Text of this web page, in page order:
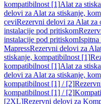
kompatibilnost [1]Alat za
delovi za Alat za stiskanje,
ceviRezervni delovi za Alat za
instalacije pod pritiskom
instalacije pod pritiskomIspitna
MapressRezervni delovi za
stiskanje, kompatibilnost [1]
kompatibilnost [1]Alat za
delovi za Alat za stiskanje,
kompatibilnost [1] / [2]
kompatibilnost [1] / [2]
[2XL]Rezervni delovi za